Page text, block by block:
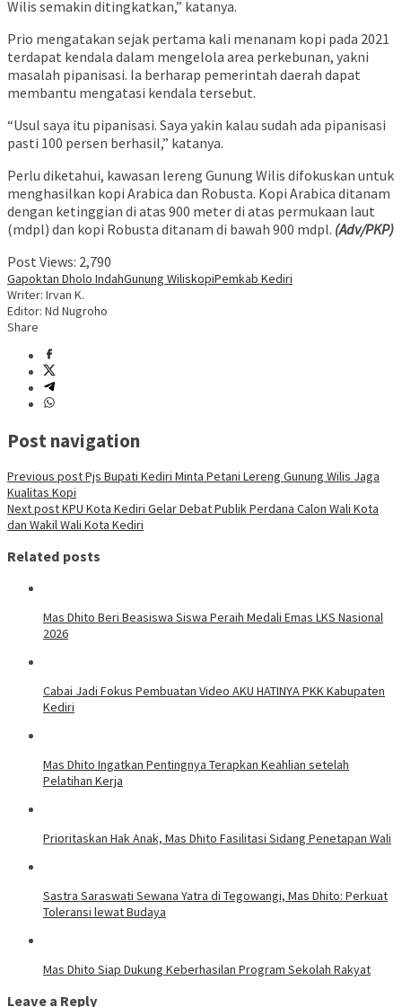
Wilis semakin ditingkatkan,” katanya.
Prio mengatakan sejak pertama kali menanam kopi pada 2021
terdapat kendala dalam mengelola area perkebunan, yakni
masalah pipanisasi. Ia berharap pemerintah daerah dapat
membantu mengatasi kendala tersebut.
“Usul saya itu pipanisasi. Saya yakin kalau sudah ada pipanisasi
pasti 100 persen berhasil,” katanya.
Perlu diketahui, kawasan lereng Gunung Wilis difokuskan untuk
menghasilkan kopi Arabica dan Robusta. Kopi Arabica ditanam
dengan ketinggian di atas 900 meter di atas permukaan laut
(mdpl) dan kopi Robusta ditanam di bawah 900 mdpl. (Adv/PKP)
Post Views: 2,790
Gapoktan Dholo IndahGunung WiliskopiPemkab Kediri
Writer: Irvan K.
Editor: Nd Nugroho
Share
Post navigation
Previous postPjs Bupati Kediri Minta Petani Lereng Gunung Wilis Jaga
Kualitas Kopi
Next postKPU Kota Kediri Gelar Debat Publik Perdana Calon Wali Kota
dan Wakil Wali Kota Kediri
Related posts
Mas Dhito Beri Beasiswa Siswa Peraih Medali Emas LKS Nasional
2026
Cabai Jadi Fokus Pembuatan Video AKU HATINYA PKK Kabupaten
Kediri
Mas Dhito Ingatkan Pentingnya Terapkan Keahlian setelah
Pelatihan Kerja
Prioritaskan Hak Anak, Mas Dhito Fasilitasi Sidang Penetapan Wali
Sastra Saraswati Sewana Yatra di Tegowangi, Mas Dhito: Perkuat
Toleransi lewat Budaya
Mas Dhito Siap Dukung Keberhasilan Program Sekolah Rakyat
Leave a Reply